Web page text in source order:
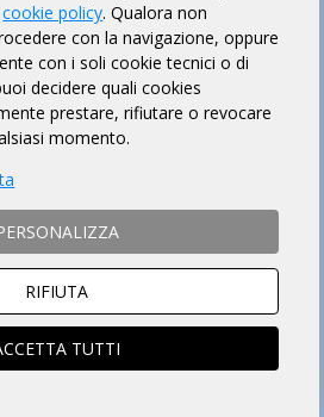
cookie policy. Qualora non
con la navigazione, oppure
con i soli cookie tecnici o di
decidere quali cookies
prestare, rifiutare o revocare
momento.
RIFIUTA
TUTTI